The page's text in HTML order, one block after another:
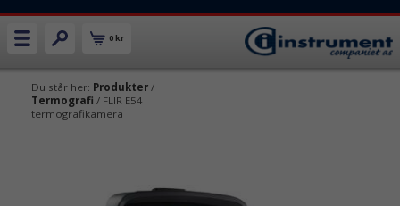
0 kr
Du står her: Produkter/
Termografi / FLIR E54
termografikamera